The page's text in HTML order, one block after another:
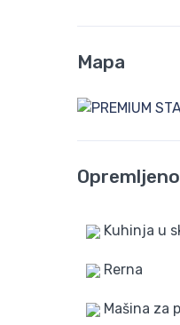
Mapa
Kuhinja u
Rerna
Mašina za